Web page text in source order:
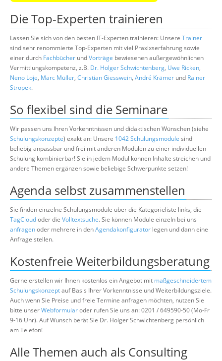
Die Top-Experten trainieren
Lassen Sie sich von den besten IT-Experten trainieren: Unsere Trainer
sind sehr renommierte Top-Experten mit viel Praxixserfahrung sowie
einer durch Fachbücher undVorträge bewiesenen außergewöhnlichen
Vermittlungskompetenz, z.B. Dr. Holger Schwichtenberg, Uwe Ricken,
Neno Loje, Marc Müller, Christian Giesswein, André Krämer und Rainer
Stropek.
So flexibel sind die Seminare
Wir passen uns Ihren Vorkenntnissen und didaktischen Wünschen (siehe
Schulungskonzepte) exakt an: Unsere 1042 Schulungsmodule sind
beliebig anpassbar und frei mit anderen Modulen zu einer individuellen
Schulung kombinierbar! Sie in jedem Modul können Inhalte streichen und
andere Themen ergänzen sowie beliebige Schwerpunkte setzen!
Agenda selbst zusammenstellen
Sie finden einzelne Schulungsmodule über die Kategorieliste links, die
TagCloudoder die Volltextsuche. Sie können Module einzeln bei uns
anfragenoder mehrere in denAgendakonfigurator legen und dann eine
Anfrage stellen.
Kostenfreie Weiterbildungsberatung
Gerne erstellen wir Ihnen kostenlos ein Angebot mit maßgeschneidertem
Schulungskonzeptauf Basis Ihrer Vorkenntnisse und Weiterbildungsziele.
Auch wenn Sie Preise und freie Termine anfragen möchten, nutzen Sie
bitte unserWebformularoder rufen Sie uns an: 0201 / 649590-50 (Mo-Fr
9-16 Uhr). Auf Wunsch berät Sie Dr. Holger Schwichtenberg persönlich
am Telefon!
Alle Themen auch als Consulting